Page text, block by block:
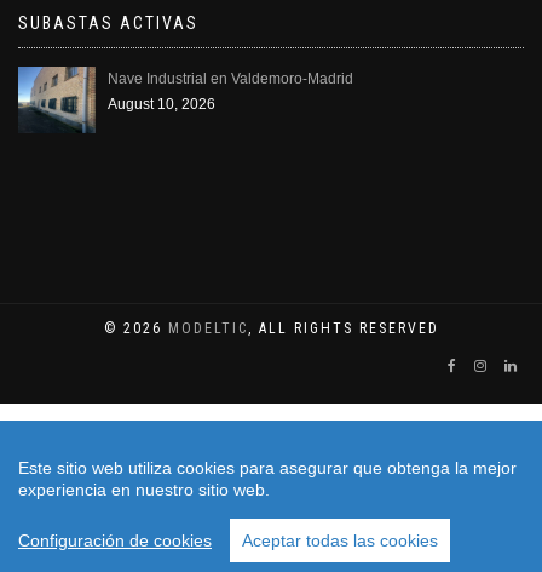
Este sitio web utiliza cookies para asegurar que obtenga la mejor
experiencia en nuestro sitio web.
Configuración de cookies Aceptar todas las cookies
SUBASTAS ACTIVAS
Nave Industrial en Valdemoro-Madrid
August 10, 2026
© 2026 MODELTIC , ALL RIGHTS RESERVED